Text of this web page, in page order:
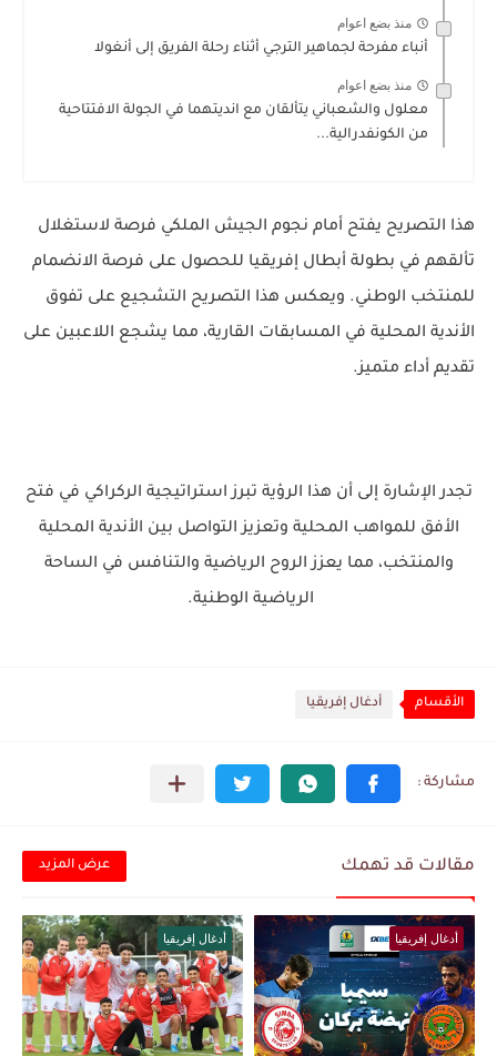
منذ بضع اعوام
أنباء مفرحة لجماهير الترجي أثناء رحلة الفريق إلى أنغولا
منذ بضع اعوام
معلول والشعباني يتألقان مع انديتهما في الجولة الافتتاحية
من الكونفدرالية...
هذا التصريح يفتح أمام نجوم الجيش الملكي فرصة لاستغلال
تألقهم في بطولة أبطال إفريقيا للحصول على فرصة الانضمام
للمنتخب الوطني. ويعكس هذا التصريح التشجيع على تفوق
الأندية المحلية في المسابقات القارية، مما يشجع اللاعبين على
تقديم أداء متميز.
تجدر الإشارة إلى أن هذا الرؤية تبرز استراتيجية الركراكي في فتح
الأفق للمواهب المحلية وتعزيز التواصل بين الأندية المحلية
والمنتخب، مما يعزز الروح الرياضية والتنافس في الساحة
الرياضية الوطنية.
الأقسام أدغال إفريقيا
مقالات قد تهمك عرض المزيد
أدغال إفريقيا أدغال إفريقيا